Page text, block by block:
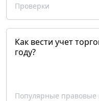
Проверки
Как вести учет
году?
Популярные правовые